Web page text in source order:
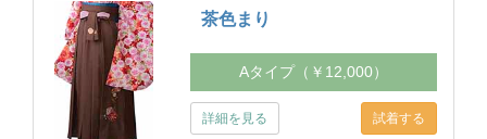
茶色まり
Aタイプ（￥12,000）
詳細を見る